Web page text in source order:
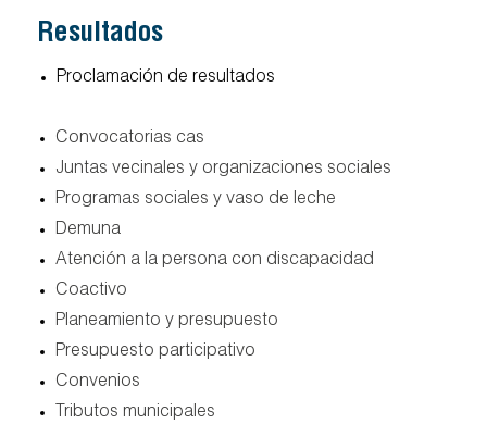
convocatorias cas
juntas vecinales y organizaciones sociales
programas sociales y vaso de leche
demuna
atención a la persona con discapacidad
coactivo
planeamiento y presupuesto
presupuesto participativo
convenios
tributos municipales
Resultados
Proclamación de resultados